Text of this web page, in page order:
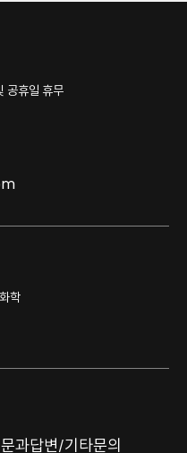
공휴일 휴무
학
과답변/기타문의